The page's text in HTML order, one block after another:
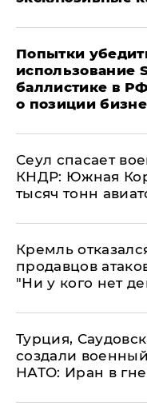
Попытки
использование
баллистике в
о позиции
​Сеул спасает
КНДР: Южная
тысяч тонн
Кремль
продавцов
"Ни у кого нет
Турция,
создали
НАТО: Иран в